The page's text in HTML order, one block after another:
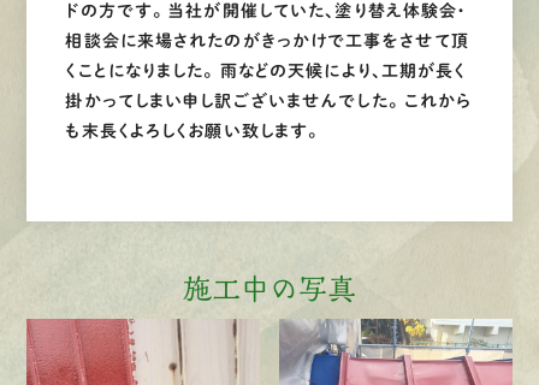
ドの方です。 当社が開催していた、塗り替え体験会・
相談会に来場されたのがきっかけで工事をさせて頂
くことになりました。 雨などの天候により、工期が長く
掛かってしまい申し訳ございませんでした。 これから
も末長くよろしくお願い致します。
施工中の写真